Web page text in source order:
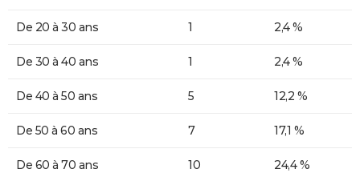
De 20 à 30 ans 1 2,4 %
De 30 à 40 ans 1 2,4 %
De 40 à 50 ans 5 12,2 %
De 50 à 60 ans 7 17,1 %
De 60 à 70 ans 10 24,4 %